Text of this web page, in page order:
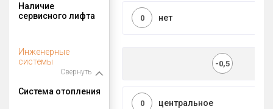
Наличие
сервисного лифта
нет
0
Инженерные
системы
Свернуть
-0,5
Система отопления
центральное
0